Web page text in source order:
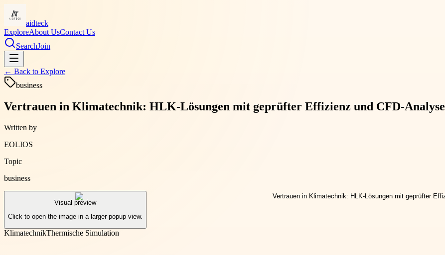
aidteck
ExploreAbout UsContact Us
SearchJoin
← Back to Explore
business
Vertrauen in Klimatechnik: HLK-Lösungen mit geprüfter Effizienz und CFD-Analyse
Written by
EOLIOS
Topic
business
Visual preview
Click to open the image in a larger popup view.
KlimatechnikThermische Simulation